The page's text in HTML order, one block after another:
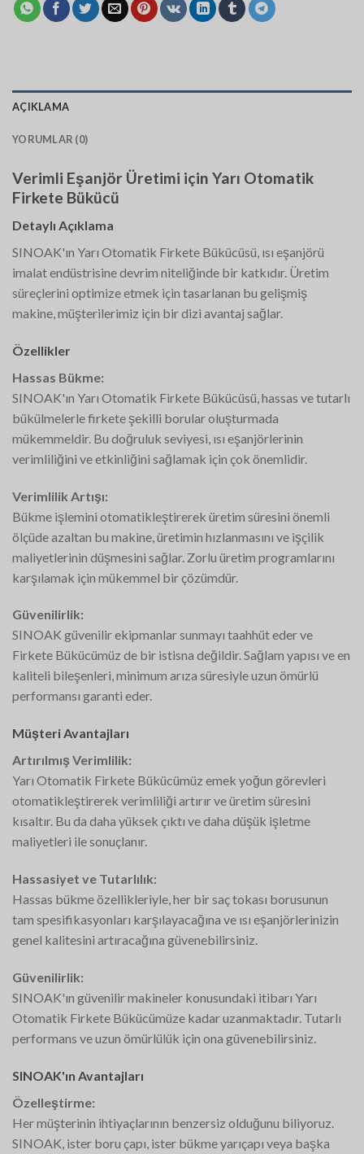
AÇIKLAMA
YORUMLAR (0)
Verimli Eşanjör Üretimi için Yarı Otomatik
Firkete Bükücü
Detaylı Açıklama
SINOAK'ın Yarı Otomatik Firkete Bükücüsü, ısı eşanjörü
imalat endüstrisine devrim niteliğinde bir katkıdır. Üretim
süreçlerini optimize etmek için tasarlanan bu gelişmiş
makine, müşterilerimiz için bir dizi avantaj sağlar.
Özellikler
Hassas Bükme:
SINOAK'ın Yarı Otomatik Firkete Bükücüsü, hassas ve tutarlı
bükülmelerle firkete şekilli borular oluşturmada
mükemmeldir. Bu doğruluk seviyesi, ısı eşanjörlerinin
verimliliğini ve etkinliğini sağlamak için çok önemlidir.
Verimlilik Artışı:
Bükme işlemini otomatikleştirerek üretim süresini önemli
ölçüde azaltan bu makine, üretimin hızlanmasını ve işçilik
maliyetlerinin düşmesini sağlar. Zorlu üretim programlarını
karşılamak için mükemmel bir çözümdür.
Güvenilirlik:
SINOAK güvenilir ekipmanlar sunmayı taahhüt eder ve
Firkete Bükücümüz de bir istisna değildir. Sağlam yapısı ve en
kaliteli bileşenleri, minimum arıza süresiyle uzun ömürlü
performansı garanti eder.
Müşteri Avantajları
Artırılmış Verimlilik:
Yarı Otomatik Firkete Bükücümüz emek yoğun görevleri
otomatikleştirerek verimliliği artırır ve üretim süresini
kısaltır. Bu da daha yüksek çıktı ve daha düşük işletme
maliyetleri ile sonuçlanır.
Hassasiyet ve Tutarlılık:
Hassas bükme özellikleriyle, her bir saç tokası borusunun
tam spesifikasyonları karşılayacağına ve ısı eşanjörlerinizin
genel kalitesini artıracağına güvenebilirsiniz.
Güvenilirlik:
SINOAK'ın güvenilir makineler konusundaki itibarı Yarı
Otomatik Firkete Bükücümüze kadar uzanmaktadır. Tutarlı
performans ve uzun ömürlülük için ona güvenebilirsiniz.
SINOAK'ın Avantajları
Özelleştirme:
Her müşterinin ihtiyaçlarının benzersiz olduğunu biliyoruz.
SINOAK, ister boru çapı, ister bükme yarıçapı veya başka